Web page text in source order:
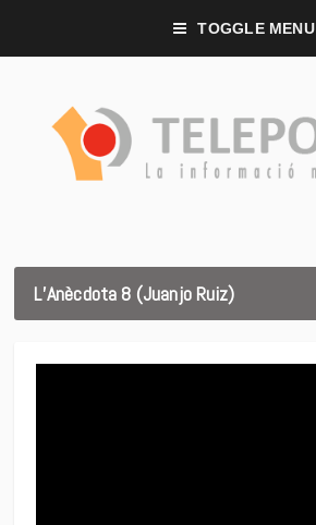
TOGGLE MENU
L’Anècdota 8 (Juanjo Ruiz)